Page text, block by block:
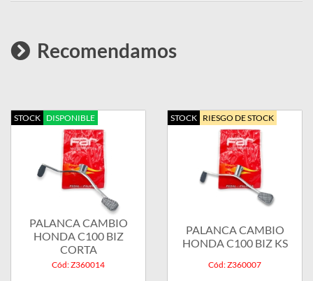
Recomendamos
STOCK DISPONIBLE
PALANCA CAMBIO
HONDA C100 BIZ
CORTA
Cód: Z360014
STOCK RIESGO DE STOCK
PALANCA CAMBIO
HONDA C100 BIZ KS
Cód: Z360007